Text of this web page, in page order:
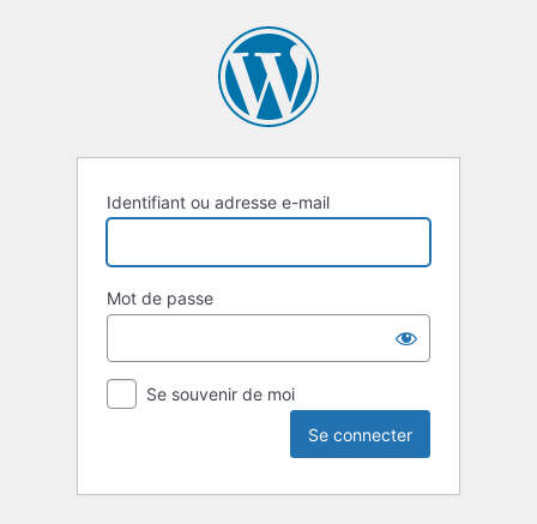
Identifiant ou adresse e-mail
Mot de passe
Se souvenir de moi